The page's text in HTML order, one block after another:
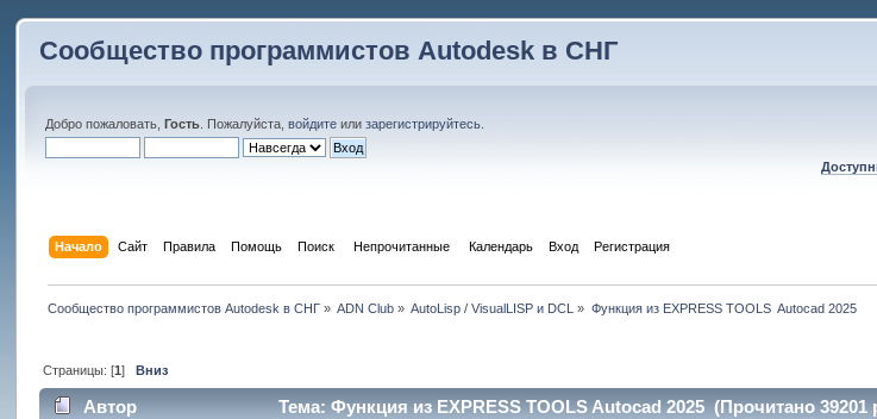
Сообщество программистов Autodesk в СНГ
Добро пожаловать,Гость . Пожалуйста,войдите илизарегистрируйтесь
Начало Сайт Правила Помощь Поиск Непрочитанные Календарь Вход Регистрация
Сообщество программистов Autodesk в СНГ» ADN Club » AutoLisp / VisualLISP и DCL » Функция из EXPRESS TOOLS  Autocad 2025
Страницы: [1] Вниз
Автор Тема: Функция из EXPRESS TOOLS Autocad 2025 (Прочитано 39201